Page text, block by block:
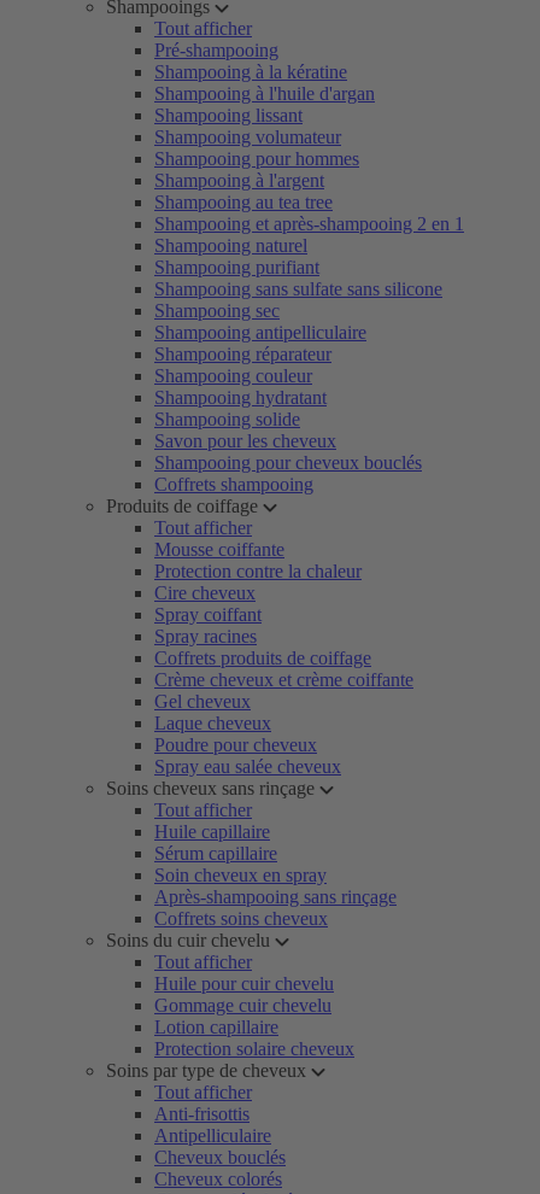
Shampooings
Tout afficher
Pré-shampooing
Shampooing à la kératine
Shampooing à l'huile d'argan
Shampooing lissant
Shampooing volumateur
Shampooing pour hommes
Shampooing à l'argent
Shampooing au tea tree
Shampooing et après-shampooing 2 en 1
Shampooing naturel
Shampooing purifiant
Shampooing sans sulfate sans silicone
Shampooing sec
Shampooing antipelliculaire
Shampooing réparateur
Shampooing couleur
Shampooing hydratant
Shampooing solide
Savon pour les cheveux
Shampooing pour cheveux bouclés
Coffrets shampooing
Produits de coiffage
Tout afficher
Mousse coiffante
Protection contre la chaleur
Cire cheveux
Spray coiffant
Spray racines
Coffrets produits de coiffage
Crème cheveux et crème coiffante
Gel cheveux
Laque cheveux
Poudre pour cheveux
Spray eau salée cheveux
Soins cheveux sans rinçage
Tout afficher
Huile capillaire
Sérum capillaire
Soin cheveux en spray
Après-shampooing sans rinçage
Coffrets soins cheveux
Soins du cuir chevelu
Tout afficher
Huile pour cuir chevelu
Gommage cuir chevelu
Lotion capillaire
Protection solaire cheveux
Soins par type de cheveux
Tout afficher
Anti-frisottis
Antipelliculaire
Cheveux bouclés
Cheveux colorés